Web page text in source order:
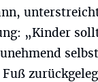
„Kinder
Fuß